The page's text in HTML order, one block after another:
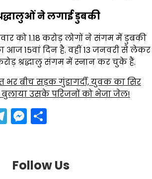
ने लगाई डुबकी
को 1.18 करोड़ लोगों ने संगम में डुबकी
आज 15वां दिन है. वहीं 13 जनवरी से लेकर
श्रद्धालु संगम में स्नान कर चुके हैं.
भर बीच सड़क गुंडागर्दी, युवक का सिर
उसके परिजनों को भेजा जेल!
Telegram
Messenger
Follow Us